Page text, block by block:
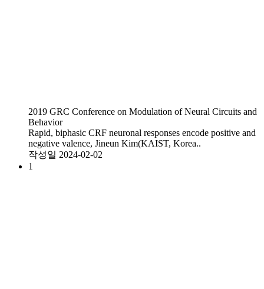
2019 GRC Conference on Modulation of Neural Circuits and
Behavior
Rapid, biphasic CRF neuronal responses encode positive and
negative valence, Jineun Kim(KAIST, Korea..
작성일 2024-02-02
1